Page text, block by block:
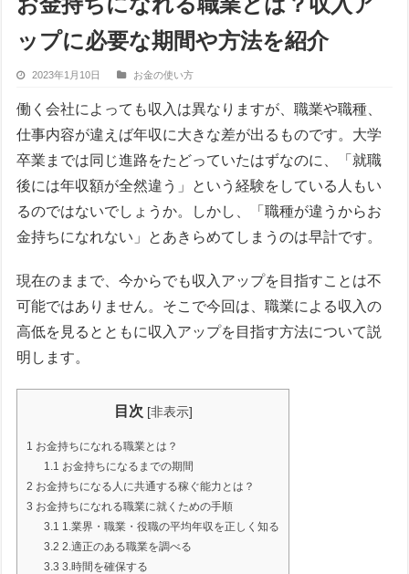
ップに必要な期間や方法を紹介
2023年1月10日 お金の使い方
働く会社によっても収入は異なりますが、職業や職種、
仕事内容が違えば年収に大きな差が出るものです。大学
卒業までは同じ進路をたどっていたはずなのに、「就職
後には年収額が全然違う」という経験をしている人もい
るのではないでしょうか。しかし、「職種が違うからお
金持ちになれない」とあきらめてしまうのは早計です。
現在のままで、今からでも収入アップを目指すことは不
可能ではありません。そこで今回は、職業による収入の
高低を見るとともに収入アップを目指す方法について説
明します。
目次 [非表示]
1 お金持ちになれる職業とは？
1.1 お金持ちになるまでの期間
2 お金持ちになる人に共通する稼ぐ能力とは？
3 お金持ちになれる職業に就くための手順
3.1 1.業界・職業・役職の平均年収を正しく知る
3.2 2.適正のある職業を調べる
3.3 3.時間を確保する